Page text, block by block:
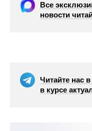
Все
новости
Читайте нас
в курсе